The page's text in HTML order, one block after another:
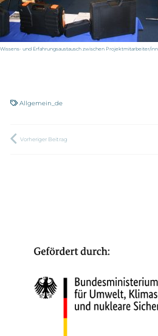
Wissens- und Erfahrungsaustausch zwischen Projektmitarbeiter/
Allgemein_de
Vorheriger Beitrag